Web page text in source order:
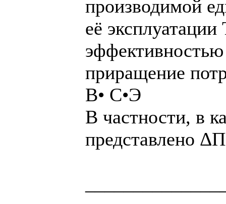
производимой
её
приращение
В• С•Э
В частности, в
представлено